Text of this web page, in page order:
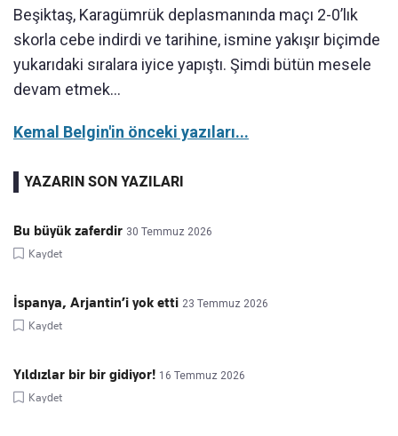
Beşiktaş, Karagümrük deplasmanında maçı 2-0’lık
skorla cebe indirdi ve tarihine, ismine yakışır biçimde
yukarıdaki sıralara iyice yapıştı. Şimdi bütün mesele
devam etmek…
Kemal Belgin'in önceki yazıları...
YAZARIN SON YAZILARI
Bu büyük zaferdir 30 Temmuz 2026
Kaydet
İspanya, Arjantin’i yok etti 23 Temmuz 2026
Kaydet
Yıldızlar bir bir gidiyor! 16 Temmuz 2026
Kaydet